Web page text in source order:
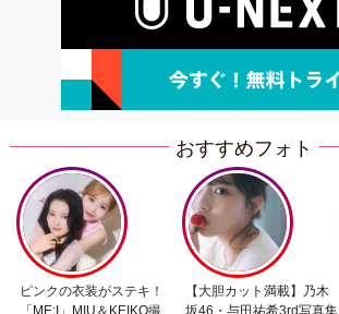
おすすめフォト
ピンクの衣装がステキ！
「ME:I」MIU＆KEIKO撮
【大胆カット満載】乃木
坂46・与田祐希3rd写真集